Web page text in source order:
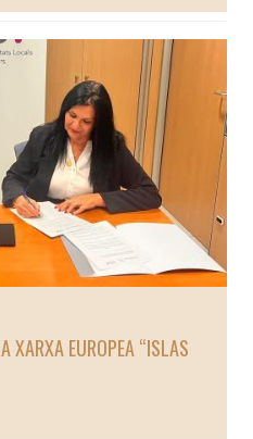
XARXA EUROPEA “ISLAS